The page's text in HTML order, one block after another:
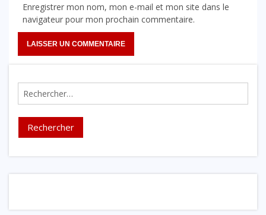
Enregistrer mon nom, mon e-mail et mon site dans le
navigateur pour mon prochain commentaire.
Rechercher :